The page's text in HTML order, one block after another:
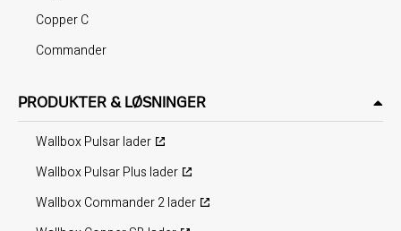
Copper C
Commander
PRODUKTER & LØSNINGER
Wallbox Pulsar lader
Wallbox Pulsar Plus lader
Wallbox Commander 2 lader